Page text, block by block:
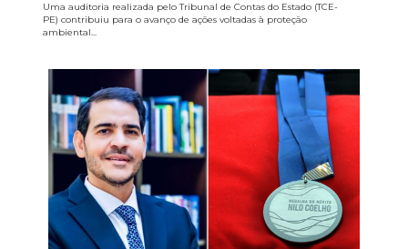
Uma auditoria realizada pelo Tribunal de Contas do Estado (TCE-
PE) contribuiu para o avanço de ações voltadas à proteção
ambiental...